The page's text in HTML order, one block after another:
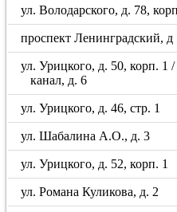
ул. Володарского, д. 78,
проспект Ленинградский, д
ул. Урицкого, д. 50, корп. 1
канал, д. 6
ул. Урицкого, д. 46, стр. 1
ул. Шабалина А.О., д. 3
ул. Урицкого, д. 52, корп. 1
ул. Романа Куликова, д. 2